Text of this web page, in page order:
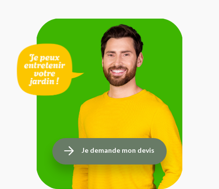
Je demande mon devis